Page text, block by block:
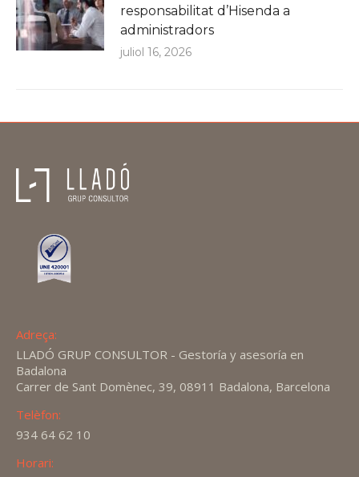
responsabilitat d’Hisenda a
administradors
juliol 16, 2026
Adreça:
LLADÓ GRUP CONSULTOR - Gestoría y asesoría en
Badalona
Carrer de Sant Domènec, 39, 08911 Badalona, Barcelona
Telèfon:
934 64 62 10
Horari: